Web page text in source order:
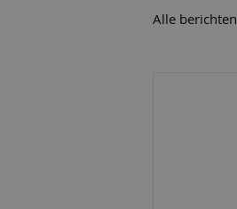
Alle berichten